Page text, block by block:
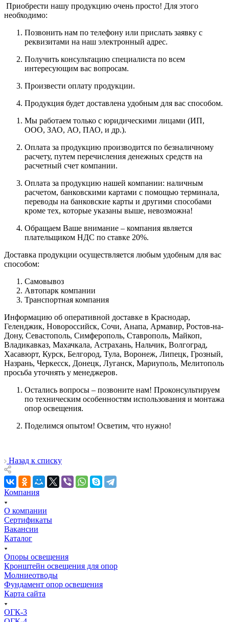
Приобрести нашу продукцию очень просто! Для этого
необходимо:
Позвонить нам по телефону или прислать заявку с
реквизитами на наш электронный адрес.
Получить консультацию специалиста по всем
интересующим вас вопросам.
Произвести оплату продукции.
Продукция будет доставлена удобным для вас способом.
Мы работаем только с юридическими лицами (ИП,
ООО, ЗАО, АО, ПАО, и др.).
Оплата за продукцию производится по безналичному
расчету, путем перечисления денежных средств на
расчетный счет компании.
Оплата за продукцию нашей компании: наличным
расчетом, банковскими картами с помощью терминала,
переводы на банковские карты и другими способами
кроме тех, которые указаны выше, невозможна!
Обращаем Ваше внимание – компания является
плательщиком НДС по ставке 20%.
Доставка продукции осуществляется любым удобным для вас
способом:
Самовывоз
Автопарк компании
Транспортная компания
Информацию об оперативной доставке в Краснодар,
Геленджик, Новороссийск, Сочи, Анапа, Армавир, Ростов-на-
Дону, Севастополь, Симферополь, Ставрополь, Майкоп,
Владикавказ, Махачкала, Астрахань, Нальчик, Волгоград,
Хасавюрт, Курск, Белгород, Тула, Воронеж, Липецк, Грозный,
Назрань, Черкесск, Донецк, Луганск, Мариуполь, Мелитополь
просьба уточнять у менеджеров.
Остались вопросы – позвоните нам! Проконсультируем
по техническим особенностям использования и монтажа
опор освещения.
Поделимся опытом! Осветим, что нужно!
Назад к списку
Компания
О компании
Сертификаты
Вакансии
Каталог
Опоры освещения
Кронштейн освещения для опор
Молниеотводы
Фундамент опор освещения
Карта сайта
ОГК-3